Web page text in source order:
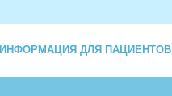
ИНФОРМАЦИЯ ДЛЯ ПАЦИЕНТОВ